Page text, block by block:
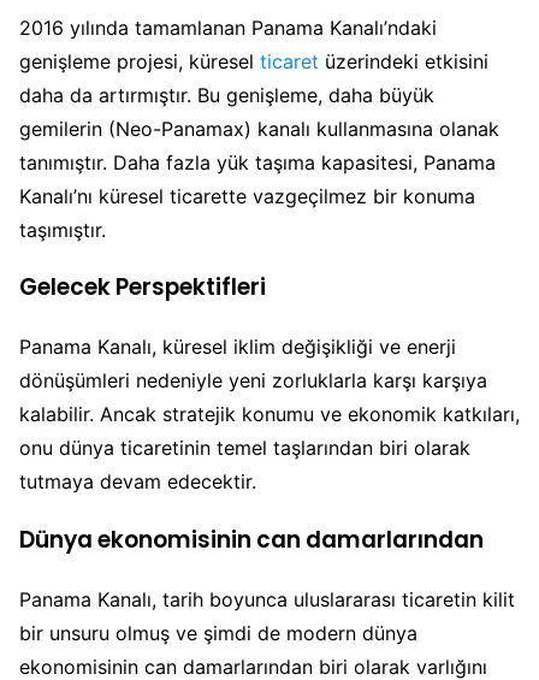
2016 yılında tamamlanan Panama Kanalı’ndaki
genişleme projesi, küresel ticaret üzerindeki etkisini
daha da artırmıştır. Bu genişleme, daha büyük
gemilerin (Neo-Panamax) kanalı kullanmasına olanak
tanımıştır. Daha fazla yük taşıma kapasitesi, Panama
Kanalı’nı küresel ticarette vazgeçilmez bir konuma
taşımıştır.
Gelecek Perspektifleri
Panama Kanalı, küresel iklim değişikliği ve enerji
dönüşümleri nedeniyle yeni zorluklarla karşı karşıya
kalabilir. Ancak stratejik konumu ve ekonomik katkıları,
onu dünya ticaretinin temel taşlarından biri olarak
tutmaya devam edecektir.
Dünya ekonomisinin can damarlarından
Panama Kanalı, tarih boyunca uluslararası ticaretin kilit
bir unsuru olmuş ve şimdi de modern dünya
ekonomisinin can damarlarından biri olarak varlığını